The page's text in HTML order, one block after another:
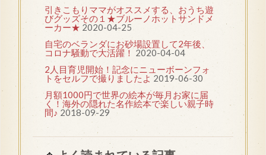
引きこもりママがオススメする、おうち遊
びグッズその１★ブルーノホットサンドメ
ーカー★ 2020-04-25
自宅のベランダにお砂場設置して2年後、
コロナ騒動で大活躍！ 2020-04-04
2人目育児開始！記念にニューボーンフォ
トをセルフで撮りましたよ 2019-06-30
月額1000円で世界の絵本が毎月お家に届
く！海外の隠れた名作絵本で楽しい親子時
間♪ 2018-09-29